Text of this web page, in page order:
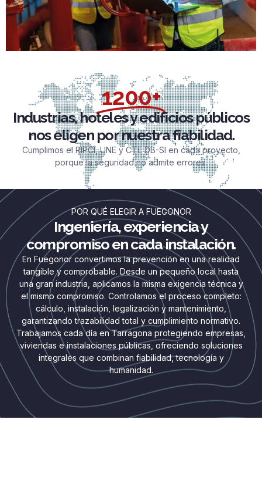
1200+
Industrias, hoteles y edificios públicos
nos eligen por nuestra fiabilidad.
Cumplimos el RIPCI, UNE y CTE DB-SI en cada proyecto,
porque la seguridad no admite errores.
POR QUÉ ELEGIR A FUEGONOR
Ingeniería, experiencia y
compromiso en cada instalación.
En Fuegonor convertimos la prevención en una realidad
tangible y comprobable. Desde un pequeño local hasta
una gran industria, aplicamos la misma exigencia técnica y
el mismo compromiso. Controlamos el proceso completo:
cálculo, instalación, legalización y mantenimiento,
garantizando trazabilidad total y cumplimiento normativo.
Trabajamos cada día en Tarragona protegiendo empresas,
viviendas e instalaciones públicas, ofreciendo soluciones
integrales que combinan fiabilidad, tecnología y
humanidad.